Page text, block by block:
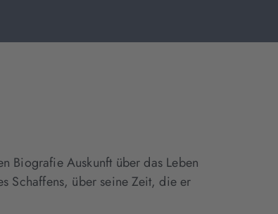
Biografie Auskunft über das Leben
Schaffens, über seine Zeit, die er